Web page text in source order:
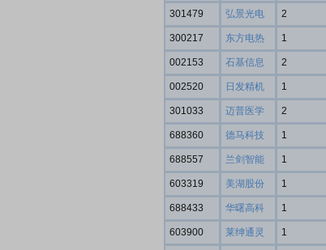
301479 弘景光电 2
300217 东方电热 1
002153 石基信息 2
002520 日发精机 1
301033 迈普医学 2
688360 德马科技 1
688557 兰剑智能 1
603319 美湖股份 1
688433 华曙高科 1
603900 莱绅通灵 1